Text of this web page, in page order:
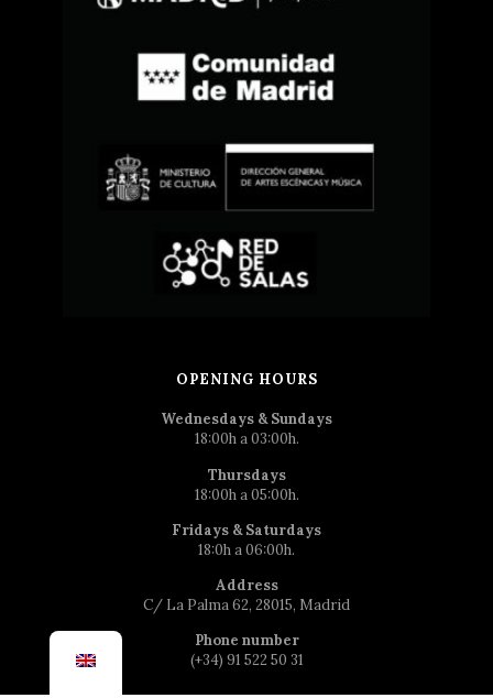
OPENING HOURS
Wednesdays & Sundays
18:00h a 03:00h.
Thursdays
18:00h a 05:00h.
Fridays & Saturdays
18:0h a 06:00h.
Address
C/ La Palma 62, 28015, Madrid
Phone number
(+34) 91 522 50 31